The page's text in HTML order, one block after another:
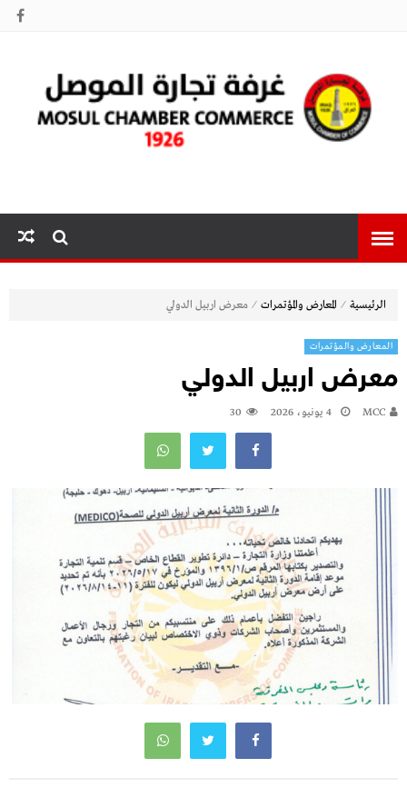
الموصل
الرئيسية ⁄ المعارض والمؤتمرات ⁄ معرض اربيل الدولي
المعارض والمؤتمرات
معرض اربيل الدولي
MCC 4 يونيو، 2026 30